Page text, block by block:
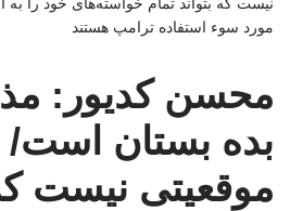
مورد سوء استفاده ترامپ هستند
محسن کدیور:
بده بستان است/
موقعیتی نیست